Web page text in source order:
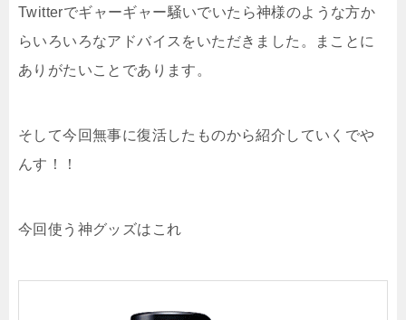
Twitterでギャーギャー騒いでいたら神様のような方か
らいろいろなアドバイスをいただきました。まことに
ありがたいことであります。
そして今回無事に復活したものから紹介していくでや
んす！！
今回使う神グッズはこれ